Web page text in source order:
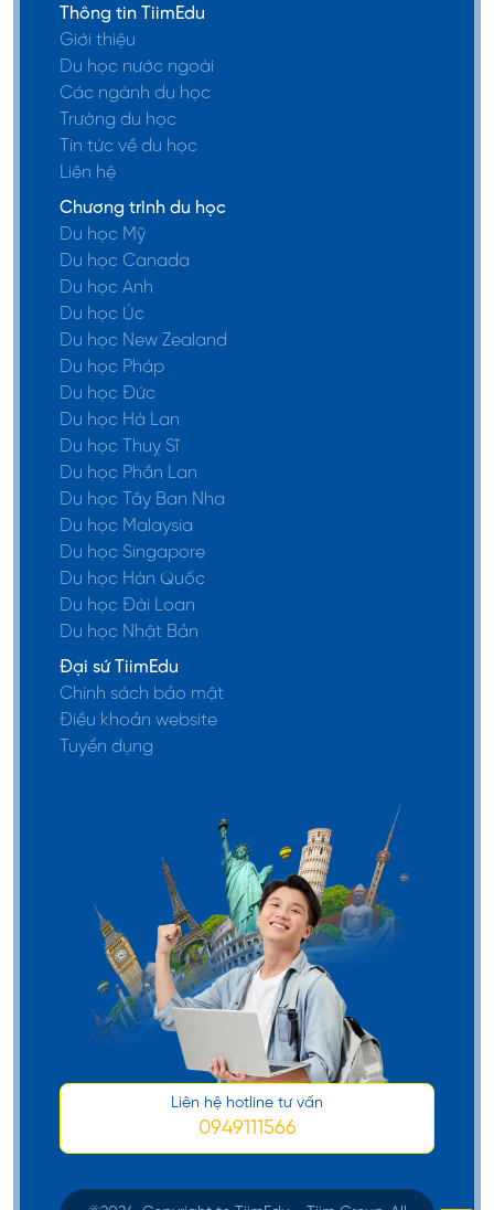
Thông tin TiimEdu
Giới thiệu
Du học nước ngoài
Các ngành du học
Trường du học
Tin tức về du học
Liên hệ
Chương trình du học
Du học Mỹ
Du học Canada
Du học Anh
Du học Úc
Du học New Zealand
Du học Pháp
Du học Đức
Du học Hà Lan
Du học Thuỵ Sĩ
Du học Phần Lan
Du học Tây Ban Nha
Du học Malaysia
Du học Singapore
Du học Hàn Quốc
Du học Đài Loan
Du học Nhật Bản
Đại sứ TiimEdu
Chính sách bảo mật
Điều khoản website
Tuyển dụng
Liên hệ hotline tư vấn
0949111566